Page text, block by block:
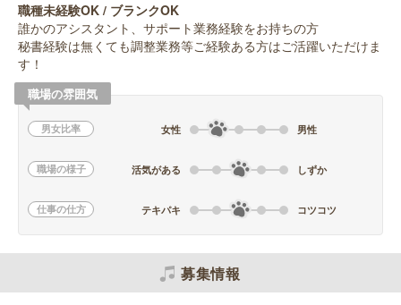
職種未経験OK / ブランクOK
誰かのアシスタント、サポート業務経験をお持ちの方
秘書経験は無くても調整業務等ご経験ある方はご活躍いただけま
す！
職場の雰囲気
男女比率 女性 男性
職場の様子 活気がある しずか
仕事の仕方 テキパキ コツコツ
募集情報